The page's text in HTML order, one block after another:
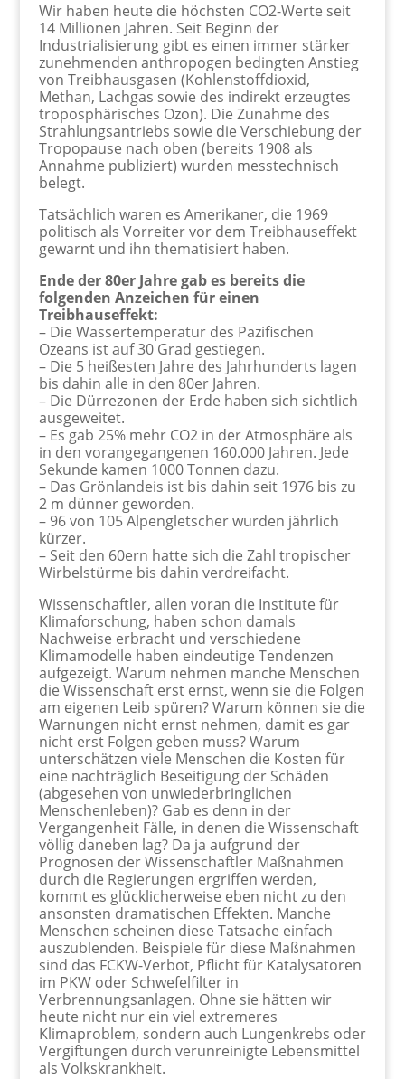
Wir haben heute die höchsten CO2-Werte seit
14 Millionen Jahren. Seit Beginn der
Industrialisierung gibt es einen immer stärker
zunehmenden anthropogen bedingten Anstieg
von Treibhausgasen (Kohlenstoffdioxid,
Methan, Lachgas sowie des indirekt erzeugtes
troposphärisches Ozon). Die Zunahme des
Strahlungsantriebs sowie die Verschiebung der
Tropopause nach oben (bereits 1908 als
Annahme publiziert) wurden messtechnisch
belegt.
Tatsächlich waren es Amerikaner, die 1969
politisch als Vorreiter vor dem Treibhauseffekt
gewarnt und ihn thematisiert haben.
Ende der 80er Jahre gab es bereits die
folgenden Anzeichen für einen
Treibhauseffekt:
– Die Wassertemperatur des Pazifischen
Ozeans ist auf 30 Grad gestiegen.
– Die 5 heißesten Jahre des Jahrhunderts lagen
bis dahin alle in den 80er Jahren.
– Die Dürrezonen der Erde haben sich sichtlich
ausgeweitet.
– Es gab 25% mehr CO2 in der Atmosphäre als
in den vorangegangenen 160.000 Jahren. Jede
Sekunde kamen 1000 Tonnen dazu.
– Das Grönlandeis ist bis dahin seit 1976 bis zu
2 m dünner geworden.
– 96 von 105 Alpengletscher wurden jährlich
kürzer.
– Seit den 60ern hatte sich die Zahl tropischer
Wirbelstürme bis dahin verdreifacht.
Wissenschaftler, allen voran die Institute für
Klimaforschung, haben schon damals
Nachweise erbracht und verschiedene
Klimamodelle haben eindeutige Tendenzen
aufgezeigt. Warum nehmen manche Menschen
die Wissenschaft erst ernst, wenn sie die Folgen
am eigenen Leib spüren? Warum können sie die
Warnungen nicht ernst nehmen, damit es gar
nicht erst Folgen geben muss? Warum
unterschätzen viele Menschen die Kosten für
eine nachträglich Beseitigung der Schäden
(abgesehen von unwiederbringlichen
Menschenleben)? Gab es denn in der
Vergangenheit Fälle, in denen die Wissenschaft
völlig daneben lag? Da ja aufgrund der
Prognosen der Wissenschaftler Maßnahmen
durch die Regierungen ergriffen werden,
kommt es glücklicherweise eben nicht zu den
ansonsten dramatischen Effekten. Manche
Menschen scheinen diese Tatsache einfach
auszublenden. Beispiele für diese Maßnahmen
sind das FCKW-Verbot, Pflicht für Katalysatoren
im PKW oder Schwefelfilter in
Verbrennungsanlagen. Ohne sie hätten wir
heute nicht nur ein viel extremeres
Klimaproblem, sondern auch Lungenkrebs oder
Vergiftungen durch verunreinigte Lebensmittel
als Volkskrankheit.